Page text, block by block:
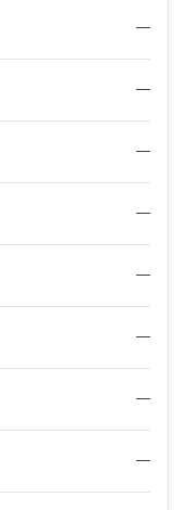
—
—
—
—
—
—
—
—